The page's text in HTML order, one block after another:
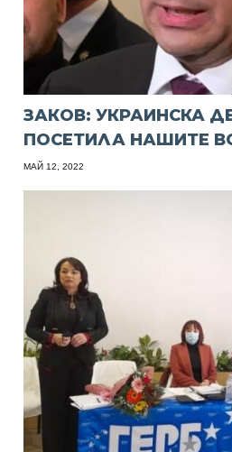
ЗАКОВ: УКРАИНСКА
ПОСЕТИЛА НАШИТЕ
МАЙ 12, 2022